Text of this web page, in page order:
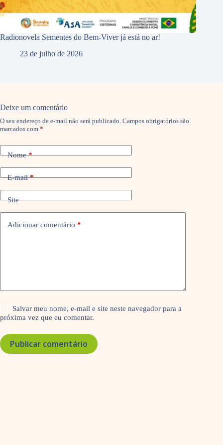
Radionovela Sementes do Bem-Viver já está no ar!
23 de julho de 2026
Deixe um comentário
O seu endereço de e-mail não será publicado. Campos obrigatórios são
marcados com *
Nome*
E-mail*
Site
Adicionar comentário *
Salvar meu nome, e-mail e site neste navegador para a
próxima vez que eu comentar.
Publicar comentário